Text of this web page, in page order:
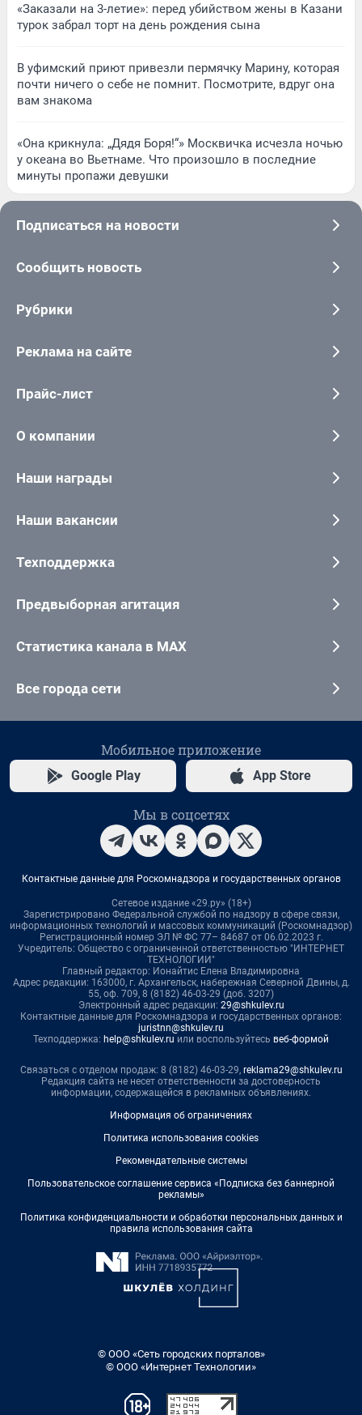
«Заказали на 3-летие»: перед убийством жены в Казани
турок забрал торт на день рождения сына
В уфимский приют привезли пермячку Марину, которая
почти ничего о себе не помнит. Посмотрите, вдруг она
вам знакома
«Она крикнула: „Дядя Боря!“» Москвичка исчезла ночью
у океана во Вьетнаме. Что произошло в последние
минуты пропажи девушки
Подписаться на новости
Сообщить новость
Рубрики
Реклама на сайте
Прайс-лист
О компании
Наши награды
Наши вакансии
Техподдержка
Предвыборная агитация
Статистика канала в MAX
Все города сети
Мобильное приложение
Google Play App Store
Мы в соцсетях
Контактные данные для Роскомнадзора и государственных органов
Сетевое издание «29.ру» (18+)
Зарегистрировано Федеральной службой по надзору в сфере связи,
информационных технологий и массовых коммуникаций (Роскомнадзор)
Регистрационный номер ЭЛ № ФС 77– 84687 от 06.02.2023 г.
Учредитель: Общество с ограниченной ответственностью "ИНТЕРНЕТ
ТЕХНОЛОГИИ"
Главный редактор: Ионайтис Елена Владимировна
Адрес редакции: 163000, г. Архангельск, набережная Северной Двины, д.
55, оф. 709, 8 (8182) 46-03-29 (доб. 3207)
Электронный адрес редакции: 29@shkulev.ru
Контактные данные для Роскомнадзора и государственных органов:
juristnn@shkulev.ru
Техподдержка: help@shkulev.ru или воспользуйтесь веб-формой
Связаться с отделом продаж: 8 (8182) 46-03-29, reklama29@shkulev.ru
Редакция сайта не несет ответственности за достоверность
информации, содержащейся в рекламных объявлениях.
Информация об ограничениях
Политика использования cookies
Рекомендательные системы
Пользовательское соглашение сервиса «Подписка без баннерной
рекламы»
Политика конфиденциальности и обработки персональных данных и
правила использования сайта
© ООО «Сеть городских порталов»
© ООО «Интернет Технологии»